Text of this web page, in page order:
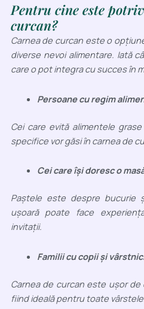
Pentru cine este
curcan?
Carnea de curcan este o
diverse nevoi alimentare. Iată
care o pot integra cu succes în
Persoane cu regim
Cei care evită alimentele
specifice vor găsi în carnea de
Cei care își doresc o
Paștele este despre bucurie
ușoară poate face
invitații.
Familii cu copii și
Carnea de curcan este ușor
fiind ideală pentru toate